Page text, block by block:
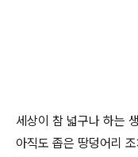
세상이 참 넓구나 하는
아직도 좁은 땅덩어리